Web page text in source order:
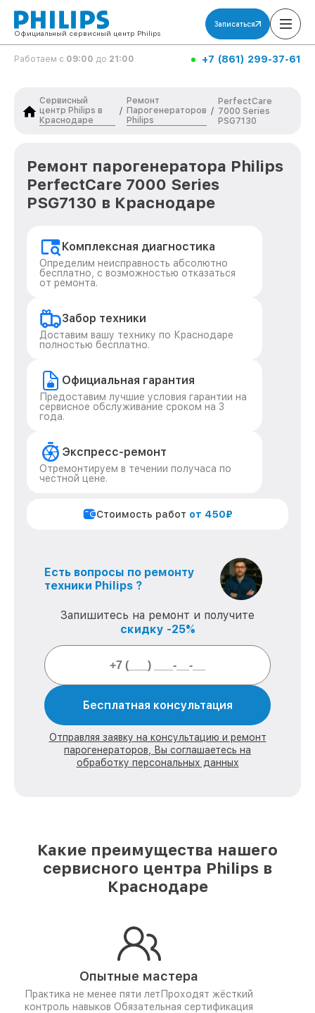
Официальный сервисный центр Philips
Записаться
Работаем с 09:00 до 21:00 +7 (861) 299-37-61
Сервисный
центр Philips в
Краснодаре
/
Ремонт
Парогенераторов
Philips
/
PerfectCare
7000 Series
PSG7130
Ремонт парогенератора Philips
PerfectCare 7000 Series
PSG7130 в Краснодаре
Комплексная диагностика
Определим неисправность абсолютно
бесплатно, с возможностью отказаться
от ремонта.
Забор техники
Доставим вашу технику по Краснодаре
полностью бесплатно.
Официальная гарантия
Предоставим лучшие условия гарантии на
сервисное обслуживание сроком на 3
года.
Экспресс-ремонт
Отремонтируем в течении получаса по
честной цене.
Стоимость работ от 450₽
Есть вопросы по ремонту
техники Philips ?
Запишитесь на ремонт и получите
скидку -25%
Бесплатная консультация
Отправляя заявку на консультацию и ремонт
парогенераторов, Вы соглашаетесь на
обработку персональных данных
Какие преимущества нашего
сервисного центра Philips в
Краснодаре
Опытные мастера
Практика не менее пяти лет Проходят жёсткий
контроль навыков Обязательная сертификация